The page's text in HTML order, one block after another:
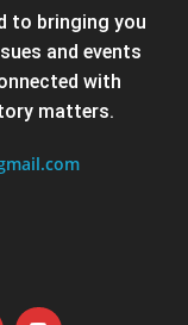
to bringing you
and events
with
matters.